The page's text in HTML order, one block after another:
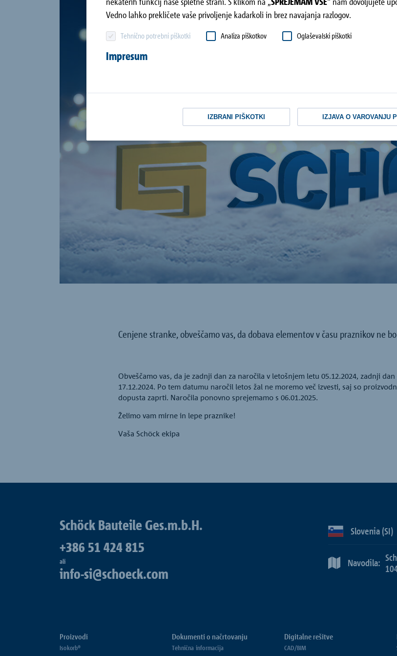
Vedno lahko prekličete vaše privoljenje kadarkoli in brez navajanja razlogov.
Tehnično potrebni piškotki Analiza piškotkov Oglaševalski piškotki
Impresum
IZBRANI PIŠKOTKI IZJAVA O VAROVANJU
Cenjene stranke, obveščamo vas, da dobava elementov v času praznikov ne
Obveščamo vas, da je zadnji dan za naročila v letošnjem letu 05.12.2024, zadnji
17.12.2024. Po tem datumu naročil letos žal ne moremo več izvesti, saj so
dopusta zaprti. Naročila ponovno sprejemamo s 06.01.2025.
Želimo vam mirne in lepe praznike!
Vaša Schöck ekipa
Schöck Bauteile Ges.m.b.H.
+386 51 424 815
ali
info-si@schoeck.com
Slovenia (SI)
Navodila:
Proizvodi
Isokorb®
Dokumenti o načrtovanju
Tehnična informacija
Digitalne rešitve
CAD/BIM